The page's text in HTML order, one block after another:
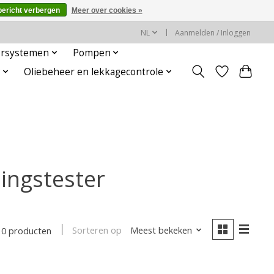
NL Aanmelden / Inloggen
Pompen
Oliebeheer en lekkagecontrole
0 producten Sorteren op Meest bekeken
verbergen Meer over cookies »